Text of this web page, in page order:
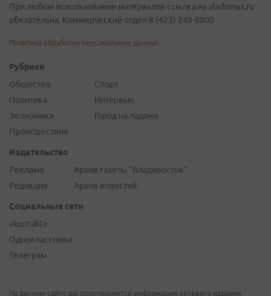
При любом использовании материалов ссылка на vladnews.ru
обязательна. Коммерческий отдел 8 (423) 249-8800
Политика обработки персональных данных
Рубрики
Общество
Политика
Экономика
Происшествия
Спорт
Интервью
Город на ладони
Издательство
Реклама
Редакция
Архив газеты "Владивосток"
Архив новостей
Социальные сети
vkontakte
Одноклассники
Телеграм
На данном сайте распространяется информация сетевого издания